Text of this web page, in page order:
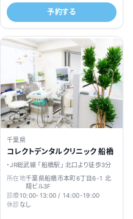
予約する
千葉県
コレクトデンタルクリニック 船橋
・JR総武線 「船橋駅」 北口より徒歩3分
所在地千葉県船橋市本町6丁目6-1 北
翔ビル3F
診療10:00-13:00 / 14:00-19:00
休診なし